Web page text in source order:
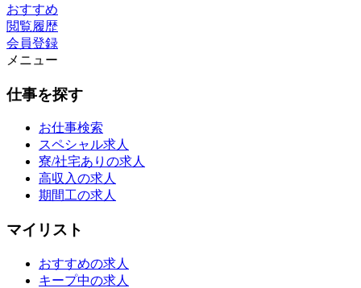
おすすめ
閲覧履歴
会員登録
メニュー
仕事を探す
お仕事検索
スペシャル求人
寮/社宅ありの求人
高収入の求人
期間工の求人
マイリスト
おすすめの求人
キープ中の求人